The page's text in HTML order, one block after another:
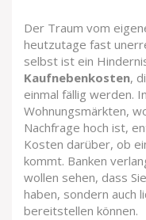
Der Traum vom
heutzutage fast
selbst ist ein
Kaufnebenkosten,
einmal fällig werden.
Wohnungsmärkten,
Nachfrage hoch ist,
Kosten darüber, ob
kommt. Banken
wollen sehen, dass
haben, sondern auch
bereitstellen können.